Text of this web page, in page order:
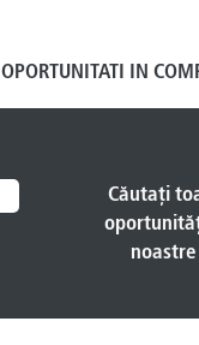
OPORTUNITATI IN